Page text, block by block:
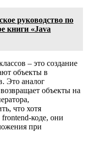
руководство по
книги «Java
– это создание
объекты в
Это аналог
объекты на
что хотя
frontend-коде, они
при